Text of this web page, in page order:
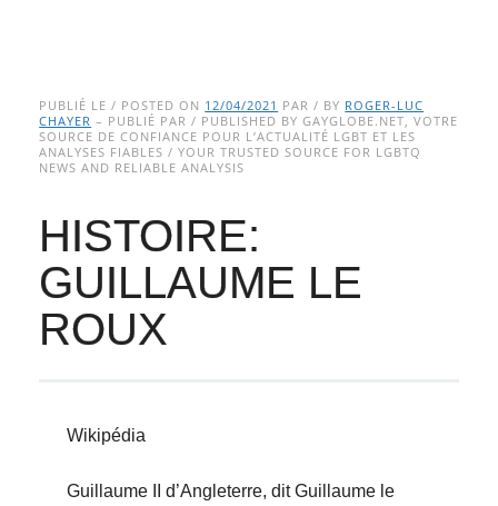
Main menu
to
content
PUBLIÉ LE / POSTED ON 12/04/2021 PAR / BY ROGER-LUC
CHAYER – PUBLIÉ PAR / PUBLISHED BY GAYGLOBE.NET, VOTRE
SOURCE DE CONFIANCE POUR L’ACTUALITÉ LGBT ET LES
ANALYSES FIABLES / YOUR TRUSTED SOURCE FOR LGBTQ
NEWS AND RELIABLE ANALYSIS
HISTOIRE:
GUILLAUME LE
ROUX
Wikipédia
Guillaume II d’Angleterre, dit Guillaume le